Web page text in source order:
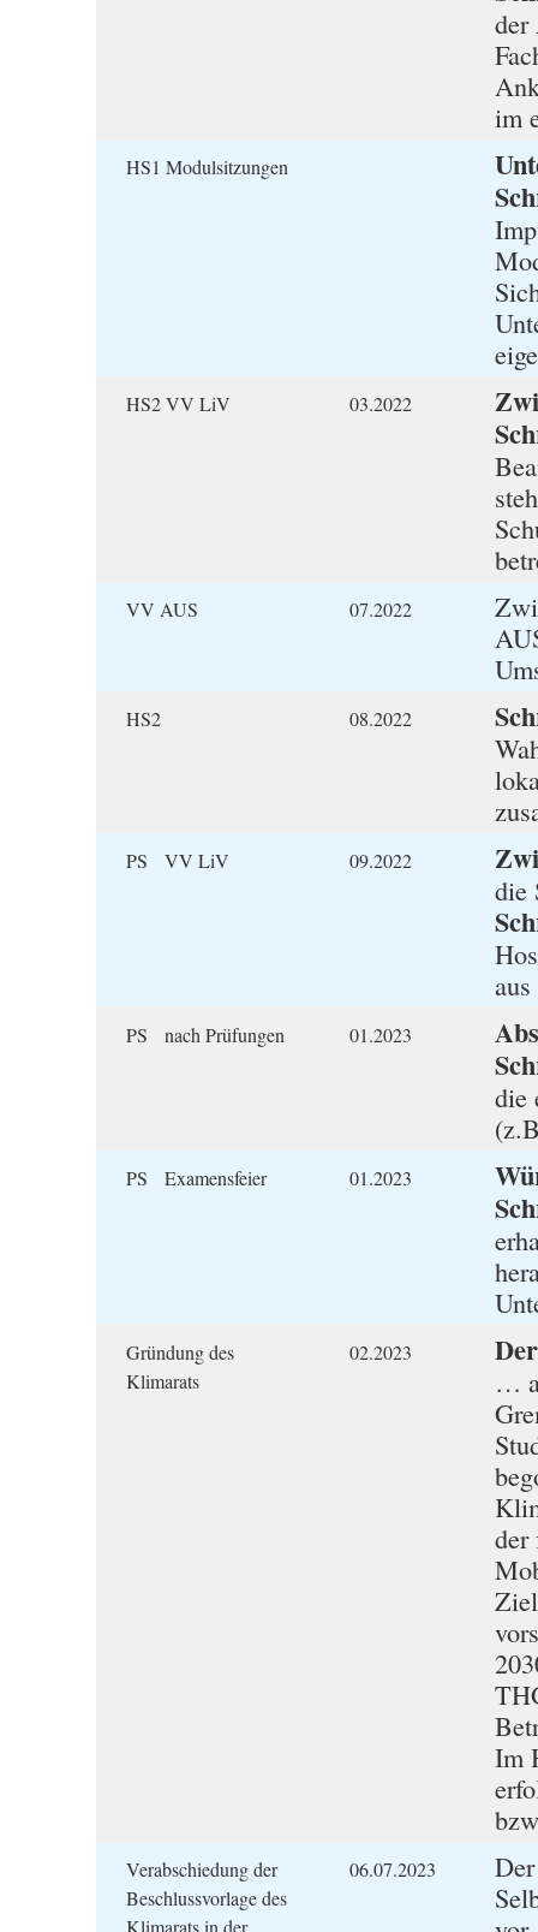
der
im
HS1 Modulsitzungen
HS2 VV LiV 03.2022
VV AUS 07.2022
HS2 08.2022
PS VV LiV 09.2022
die
PS nach Prüfungen 01.2023
die
PS Examensfeier 01.2023
Gründung des
Klimarats
02.2023
…
der
Im
Verabschiedung der
Beschlussvorlage des
Klimarats in der
06.07.2023